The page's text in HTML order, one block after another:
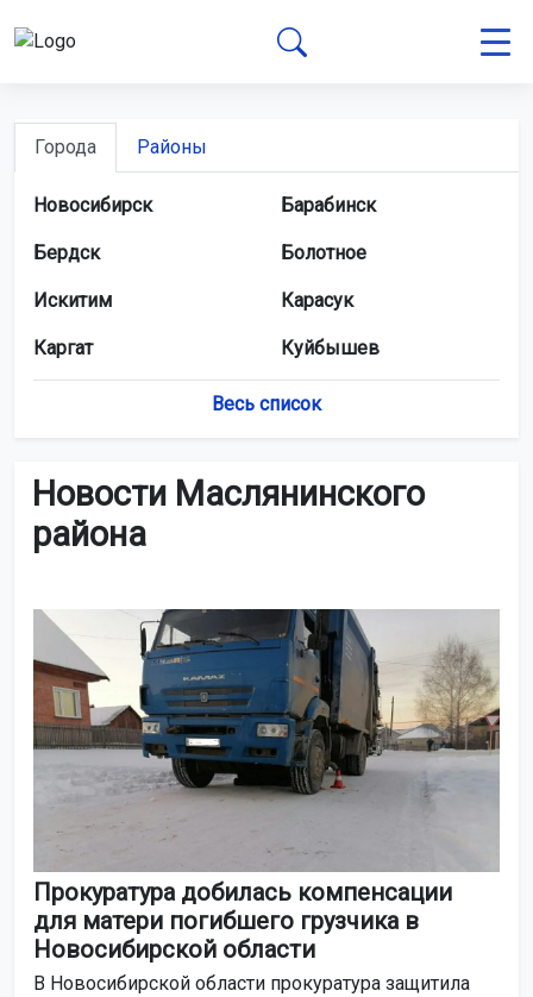
Города Районы
Новосибирск Барабинск
Бердск Болотное
Искитим Карасук
Каргат Куйбышев
Обь
Черепаново Чулым
Весь список
Новости Маслянинского
района
Прокуратура добилась компенсации
для матери погибшего грузчика в
Новосибирской области
В Новосибирской области прокуратура защитила